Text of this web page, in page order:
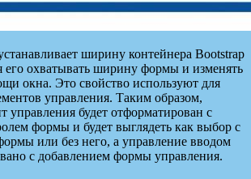
ширину контейнера Bootstrap
его охватывать ширину формы и изменять
окна. Это свойство используют для
управления. Таким образом,
управления будет отформатирован с
формы и будет выглядеть как выбор с
или без него, а управление вводом
с добавлением формы управления.